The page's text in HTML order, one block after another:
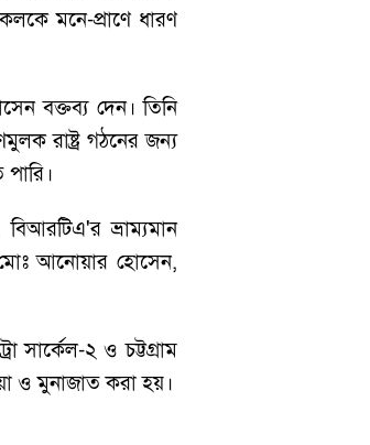
মনে-প্রাণে ধারণ
বক্তব্য দেন। তিনি
রাষ্ট্র গঠনের জন্য
ভ্রাম্যমান
মোঃ আনোয়ার হোসেন,
সার্কেল-২ ও চট্টগ্রাম
ও মুনাজাত করা হয়।